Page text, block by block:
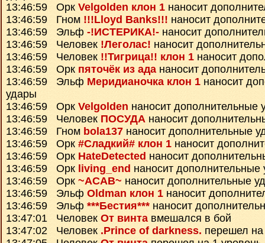
13:46:59 Орк Velgolden клон 1 наносит
13:46:59 Гном !!!Lloyd Banks!!! наносит
13:46:59 Эльф -!ИСТЕРИКА!- наносит
13:46:59 Человек !Леголас! наносит
13:46:59 Человек !!Тигрица!! клон 1 наносит
13:46:59 Орк пяточёк из адананосит
13:46:59 Эльф Меридианочка клон 1 наносит
удары
13:46:59 Орк Velgolden наносит дополнительные
13:46:59 Человек ПОСУДА наносит
13:46:59 Гном bola137 наносит дополнительные
13:46:59 Орк #Сладкий# клон 1 наносит
13:46:59 Орк HateDetected наносит
13:46:59 Орк living_end наносит дополнительные
13:46:59 Орк ~ACAB~ наносит дополнительные
13:46:59 Эльф Oldman клон 1 наносит
13:46:59 Эльф ***Бестия*** наносит
13:47:01 Человек От винтавмешался в бой
13:47:02 Человек .Prince of darkness. перешел на